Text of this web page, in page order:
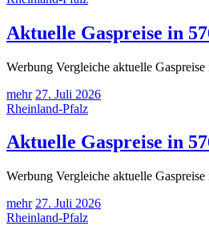
Aktuelle Gaspreise in
Werbung Vergleiche aktuelle
mehr 27. Juli 2026
Rheinland-Pfalz
Aktuelle Gaspreise in
Werbung Vergleiche aktuelle
mehr 27. Juli 2026
Rheinland-Pfalz